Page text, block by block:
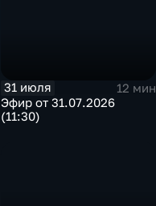
31 июля
12 мин
Эфир от 31.07.2026
(11:30)